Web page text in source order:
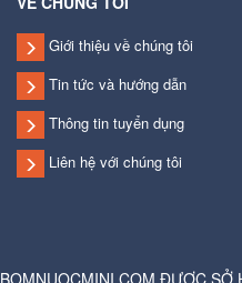
Giới thiệu về chúng tôi
Tin tức và hướng dẫn
Thông tin tuyển dụng
Liên hệ với chúng tôi